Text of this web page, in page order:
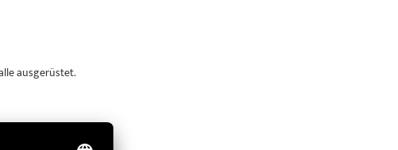
ausgerüstet.